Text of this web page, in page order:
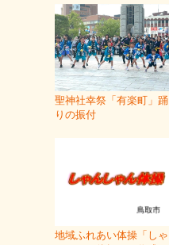
聖神社幸祭「有楽町」踊
りの振付
地域ふれあい体操「しゃ